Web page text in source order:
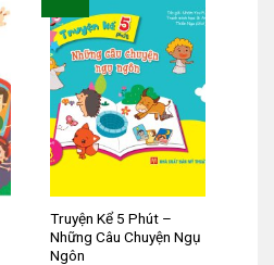
Truyện Kể 5 Phút –
Những Câu Chuyện Ngụ
Ngôn